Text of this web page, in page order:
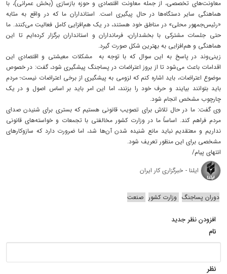
معاونت‌های تخصصی، از جمله معاونت اقتصادی و حوزه بازسازی (بخش عمرانی)، با
هماهنگی سایر دستگاه‌ها در حال پیگیری است. استانداران ما که در واقع به مثابه
«رئیس‌جمهور محلی» در مناطق خود هستند، در یک هم‌افزایی کامل فعالیت می‌کنند. ما
حتی جلسات مشترکی با بخشداران، فرمانداران و استانداران برگزار کرده‌ایم تا این
هماهنگی و هم‌افزایی به بهترین شکل صورت گیرد.
زینی‌وند در پاسخ به این سوال که با توجه به مشکلات معیشتی و اقتصادی این
اقدامات باعث می‌شود تا از بروز اعتراضات در پساجنگ پیشگیری شود، گفت: در خصوص
موضوع اعتراضات، باید اشاره کنم که لزومی به پیشگیری از برخی اعتراضات نیست؛ مردم
باید بتوانند بیایند و حرف خود را بزنند، اما این امر باید بر اساس اصول و در یک
چارچوب مشخص انجام شود.
وی گفت: ما در حال تلاش برای تصویب قانونی هستیم که بستری برای شنیدن صدای
مردم فراهم کند. اساساً ما در وزارت کشور مخالفتی با تجمعات و خواسته‌های قانونی
نداریم و معتقدیم نباید مانع شنیده شدن آن‌ها شد، اما ضرورت دارد که سازوکارهای
مشخصی برای این منظور تعریف شود.
انتهای پیام/
ایلنا - خبرگزاری کار ایران
دوران پساجنگ وزارت کشور صنعت
افزودن نظر جدید
نام
نظر